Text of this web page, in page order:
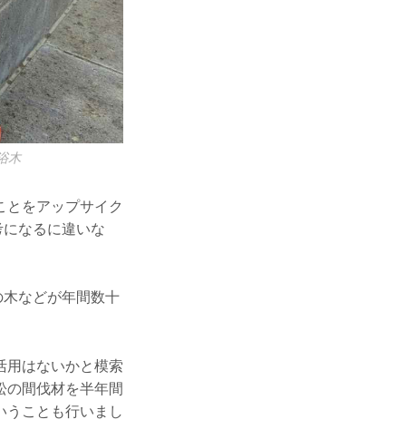
木
をアップサイク
なるに違いな
などが年間数十
用はないかと模索
の間伐材を半年間
うことも行いまし